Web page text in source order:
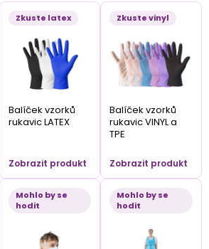
Zkuste latex
Balíček vzorků
rukavic LATEX
Zobrazit produkt
Zkuste vinyl
Balíček vzorků
rukavic VINYL a
TPE
Zobrazit produkt
Mohlo by se
hodit
Mohlo by se
hodit